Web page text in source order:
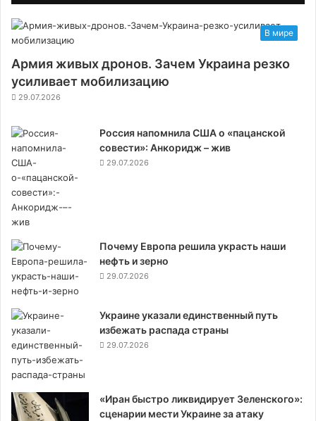
В мире
Армия живых дронов. Зачем Украина резко
усиливает мобилизацию
29.07.2026
Россия напомнила США о «пацанской
совести»: Анкоридж – жив
29.07.2026
Почему Европа решила украсть наши
нефть и зерно
29.07.2026
Украине указали единственный путь
избежать распада страны
29.07.2026
«Иран быстро ликвидирует Зеленского»:
сценарии мести Украине за атаку